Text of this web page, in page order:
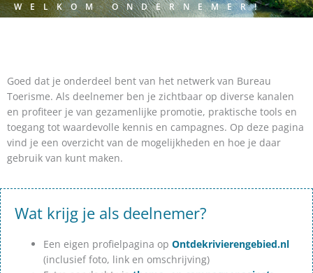
WELKOM ONDERNEMER!
Goed dat je onderdeel bent van het netwerk van Bureau
Toerisme. Als deelnemer ben je zichtbaar op diverse kanalen
en profiteer je van gezamenlijke promotie, praktische tools en
toegang tot waardevolle kennis en campagnes. Op deze pagina
vind je een overzicht van de mogelijkheden en hoe je daar
gebruik van kunt maken.
Wat krijg je als deelnemer?
Een eigen profielpagina opOntdekrivierengebied.nl
(inclusief foto, link en omschrijving)